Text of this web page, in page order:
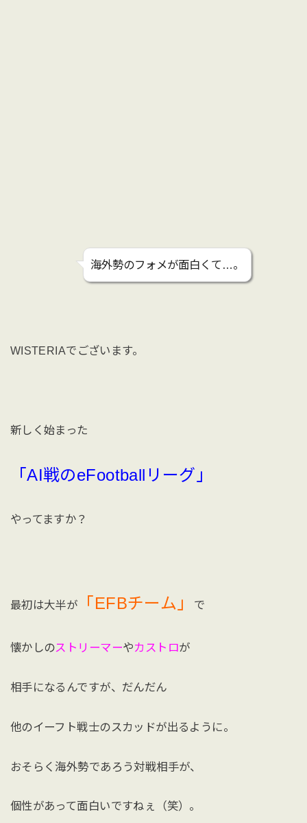
海外勢のフォメが面白くて…。
WISTERIAでございます。
新しく始まった
「AI戦のeFootballリーグ」
やってますか？
最初は大半が 「EFBチーム」 で
懐かしのストリーマーやカストロが
相手になるんですが、だんだん
他のイーフト戦士のスカッドが出るように。
おそらく海外勢であろう対戦相手が、
個性があって面白いですねぇ（笑）。